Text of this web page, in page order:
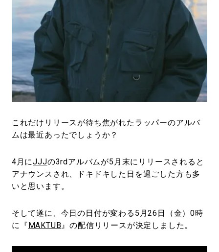
これだけリリースが待ち焦がれたラッパーのアルバ
ムは最近あったでしょうか？
4月にJJJの3rdアルバムが5月末にリリースされると
アナウンスされ、ドキドキした日を過ごした方も多
いと思います。
そして遂に、今日の日付が変わる5月26日（金）0時
に『 MAKTUB』の配信リリースが決定しました。